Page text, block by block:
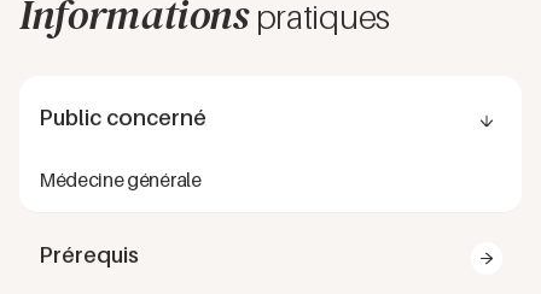
Informationspratiques
Public concerné
Médecine générale
Prérequis